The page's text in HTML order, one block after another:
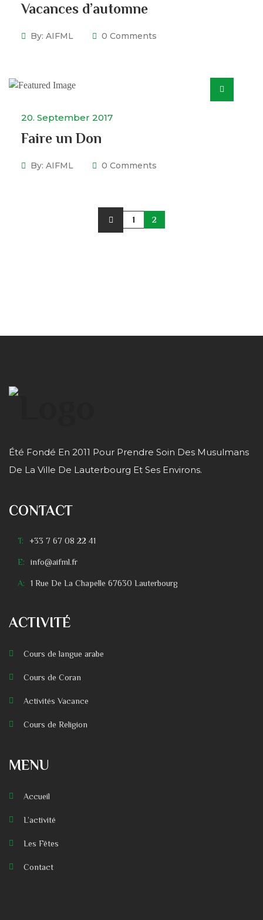
Vacances d’automne
By: AIFML 0 Comments
20. September 2017
Faire un Don
By: AIFML 0 Comments
1 2
Été Fondé En 2011 Pour Prendre Soin Des Musulmans
De La Ville De Lauterbourg Et Ses Environs.
CONTACT
T: +33 7 67 08 22 41
E: info@aifml.fr
A: 1 Rue De La Chapelle 67630 Lauterbourg
ACTIVITÉ
Cours de langue arabe
Cours de Coran
Activités Vacance
Cours de Religion
MENU
Accueil
L’activité
Les Fêtes
Contact